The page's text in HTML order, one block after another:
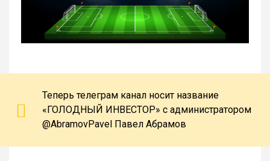
Теперь телеграм канал носит название
«ГОЛОДНЫЙ ИНВЕСТОР» с администратором
@AbramovPavel Павел Абрамов